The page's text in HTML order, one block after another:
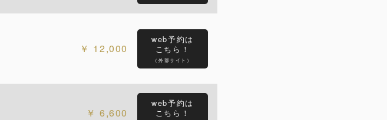
12,000
web予約は
こちら！
（外部サイト）
6,600
web予約は
こちら！